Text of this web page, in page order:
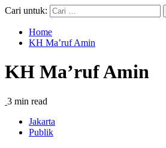
Cari untuk:
Home
KH Ma’ruf Amin
KH Ma’ruf Amin
3 min read
Jakarta
Publik